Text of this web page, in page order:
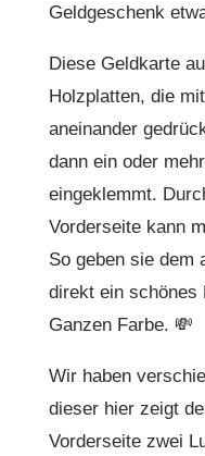
Geldgeschenk
Diese Geldkarte
Holzplatten, die
aneinander
dann ein oder
eingeklemmt.
Vorderseite kann
So geben sie dem
direkt ein schönes
Ganzen Farbe. 💸
Wir haben
dieser hier zeigt
Vorderseite zwei